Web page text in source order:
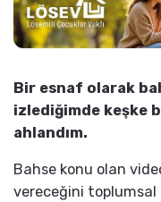
Bir esnaf olarak
izlediğimde keşke
ahlandım.
Bahse konu olan
vereceğini toplumsal